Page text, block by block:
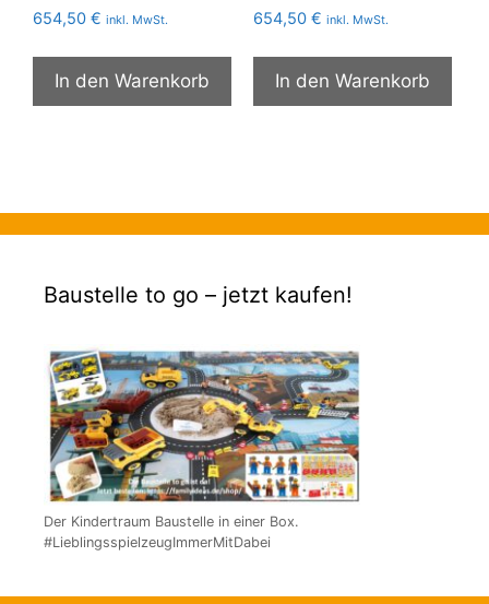
654,50 € inkl. MwSt.
In den Warenkorb
654,50 € inkl. MwSt.
In den Warenkorb
Baustelle to go – jetzt kaufen!
Der Kindertraum Baustelle in einer Box.
#LieblingsspielzeugImmerMitDabei